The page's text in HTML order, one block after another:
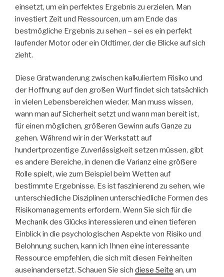
einsetzt, um ein perfektes Ergebnis zu erzielen. Man
investiert Zeit und Ressourcen, um am Ende das
bestmögliche Ergebnis zu sehen – sei es ein perfekt
laufender Motor oder ein Oldtimer, der die Blicke auf sich
zieht.
Diese Gratwanderung zwischen kalkuliertem Risiko und
der Hoffnung auf den großen Wurf findet sich tatsächlich
in vielen Lebensbereichen wieder. Man muss wissen,
wann man auf Sicherheit setzt und wann man bereit ist,
für einen möglichen, größeren Gewinn aufs Ganze zu
gehen. Während wir in der Werkstatt auf
hundertprozentige Zuverlässigkeit setzen müssen, gibt
es andere Bereiche, in denen die Varianz eine größere
Rolle spielt, wie zum Beispiel beim Wetten auf
bestimmte Ergebnisse. Es ist faszinierend zu sehen, wie
unterschiedliche Disziplinen unterschiedliche Formen des
Risikomanagements erfordern. Wenn Sie sich für die
Mechanik des Glücks interessieren und einen tieferen
Einblick in die psychologischen Aspekte von Risiko und
Belohnung suchen, kann ich Ihnen eine interessante
Ressource empfehlen, die sich mit diesen Feinheiten
auseinandersetzt. Schauen Sie sich diese Seite an, um